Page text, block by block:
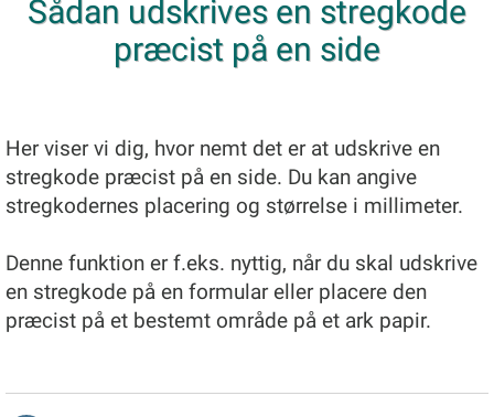
Sådan udskrives en stregkode
præcist på en side
Her viser vi dig, hvor nemt det er at udskrive en
stregkode præcist på en side. Du kan angive
stregkodernes placering og størrelse i millimeter.
Denne funktion er f.eks. nyttig, når du skal udskrive
en stregkode på en formular eller placere den
præcist på et bestemt område på et ark papir.